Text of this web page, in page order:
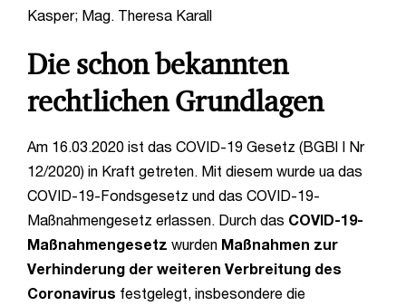
Kasper; Mag. Theresa Karall
Die schon bekannten
rechtlichen Grundlagen
Am 16.03.2020 ist das COVID-19 Gesetz (BGBl I Nr
12/2020) in Kraft getreten. Mit diesem wurde ua das
COVID-19-Fondsgesetz und das COVID-19-
Maßnahmengesetz erlassen. Durch das COVID-19-
Maßnahmengesetz wurden Maßnahmen zur
Verhinderung der weiteren Verbreitung des
Coronavirus festgelegt, insbesondere die